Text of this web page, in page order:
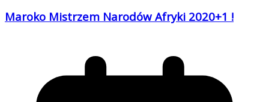
Maroko Mistrzem Narodów Afryki 2020+1 !